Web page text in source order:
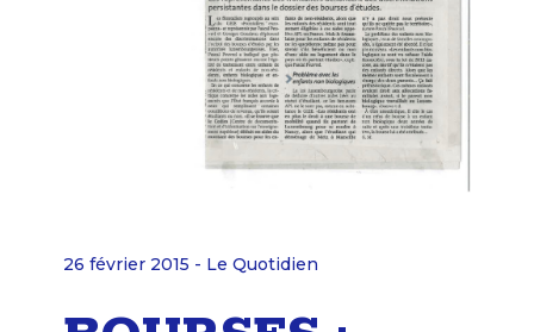
26 février 2015 - Le Quotidien